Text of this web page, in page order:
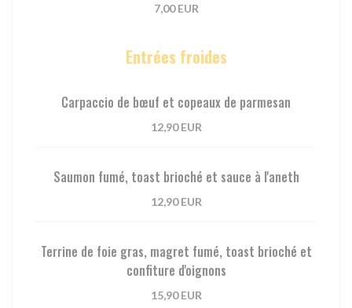
7,00 EUR
Entrées froides
Carpaccio de bœuf et copeaux de parmesan
12,90 EUR
Saumon fumé, toast brioché et sauce à l'aneth
12,90 EUR
Terrine de foie gras, magret fumé, toast brioché et
confiture d'oignons
15,90 EUR